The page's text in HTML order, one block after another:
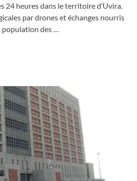
24 heures dans le territoire d’Uvira.
par drones et échanges nourris
des …